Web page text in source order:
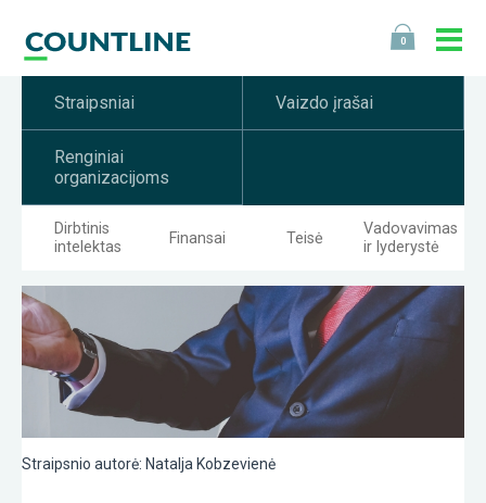
0
Straipsniai Vaizdo įrašai
Renginiai
organizacijoms
Dirbtinis
intelektas
Finansai Teisė
Vadovavimas
ir lyderystė
Straipsnio autorė: Natalja Kobzevienė